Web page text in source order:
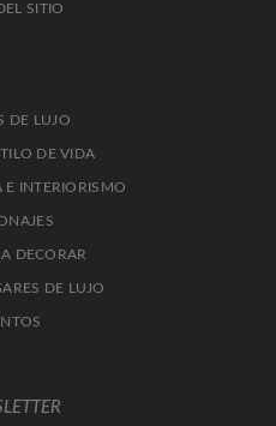
SITIO
DE LUJO
DE VIDA
E INTERIORISMO
DECORAR
DE LUJO